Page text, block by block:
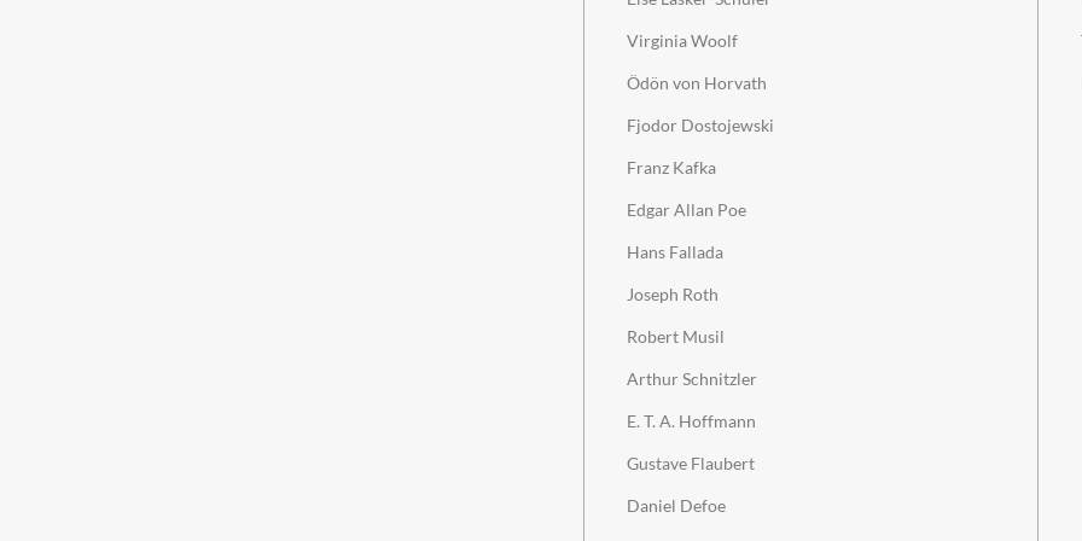
Virginia Woolf
Ödön von Horvath
Fjodor Dostojewski
Franz Kafka
Edgar Allan Poe
Hans Fallada
Joseph Roth
Robert Musil
Arthur Schnitzler
E. T. A. Hoffmann
Gustave Flaubert
Daniel Defoe